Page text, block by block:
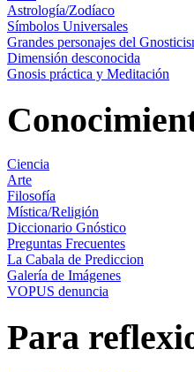
Astrología/Zodíaco
Símbolos Universales
Grandes personajes del
Dimensión desconocida
Gnosis práctica y Meditación
Ciencia
Arte
Filosofía
Mística/Religión
Diccionario Gnóstico
Preguntas Frecuentes
La Cabala de Prediccion
Galería de Imágenes
VOPUS denuncia
Para